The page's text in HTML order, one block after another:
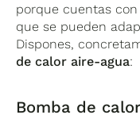
porque cuentas
que se pueden
Dispones,
de calor aire-agua:
Bomba de